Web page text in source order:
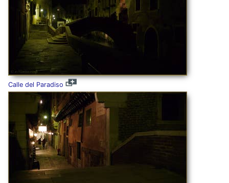
Calle del Paradiso